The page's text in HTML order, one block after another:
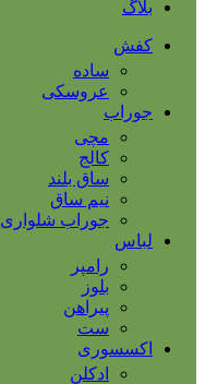
بلاگ
کفش
ساده
عروسکی
جوراب
مچی
کالج
ساق بلند
نیم ساق
جوراب شلواری
لباس
رامپر
بلوز
پیراهن
ست
اکسسوری
ادکلن